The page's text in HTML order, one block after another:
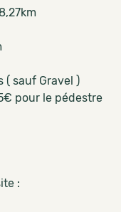
sauf Gravel )
pour le pédestre
: